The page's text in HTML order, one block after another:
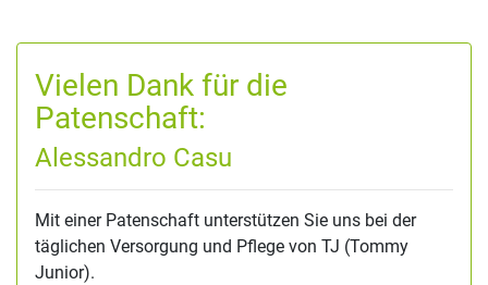
Vielen Dank für die
Patenschaft:
Alessandro Casu
Mit einer Patenschaft unterstützen Sie uns bei der
täglichen Versorgung und Pflege von TJ (Tommy
Junior).